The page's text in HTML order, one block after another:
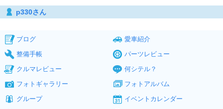
p330さん
ブログ
愛車紹介
整備手帳
パーツレビュー
クルマレビュー
何シテル？
フォトギャラリー
フォトアルバム
グループ
イベントカレンダー